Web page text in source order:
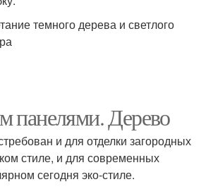
темного дерева и светлого
панелями. Дерево
и для отделки загородных
стиле, и для современных
сегодня эко-стиле.